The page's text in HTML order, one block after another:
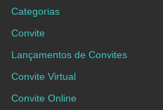
Categorias
Convite
Lançamentos de Convites
Convite Virtual
Convite Online